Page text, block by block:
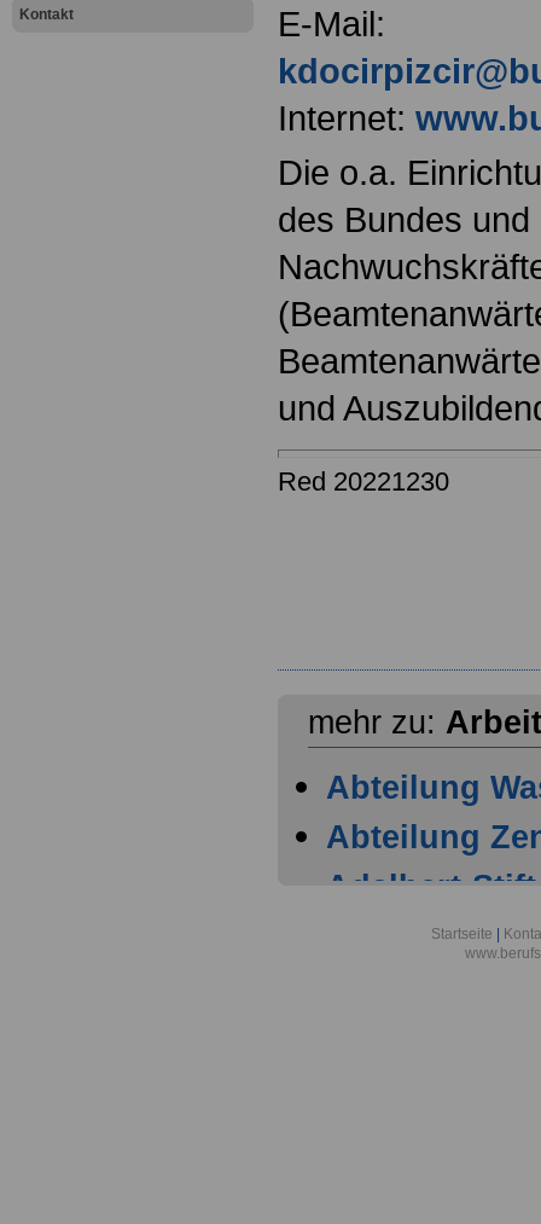
Kontakt
E-Mail:
Internet:
Die o.a.
des Bundes und
und
Red 20221230
mehr zu:
Abteilung
Abteilung
Adalbert-
München
Startseite